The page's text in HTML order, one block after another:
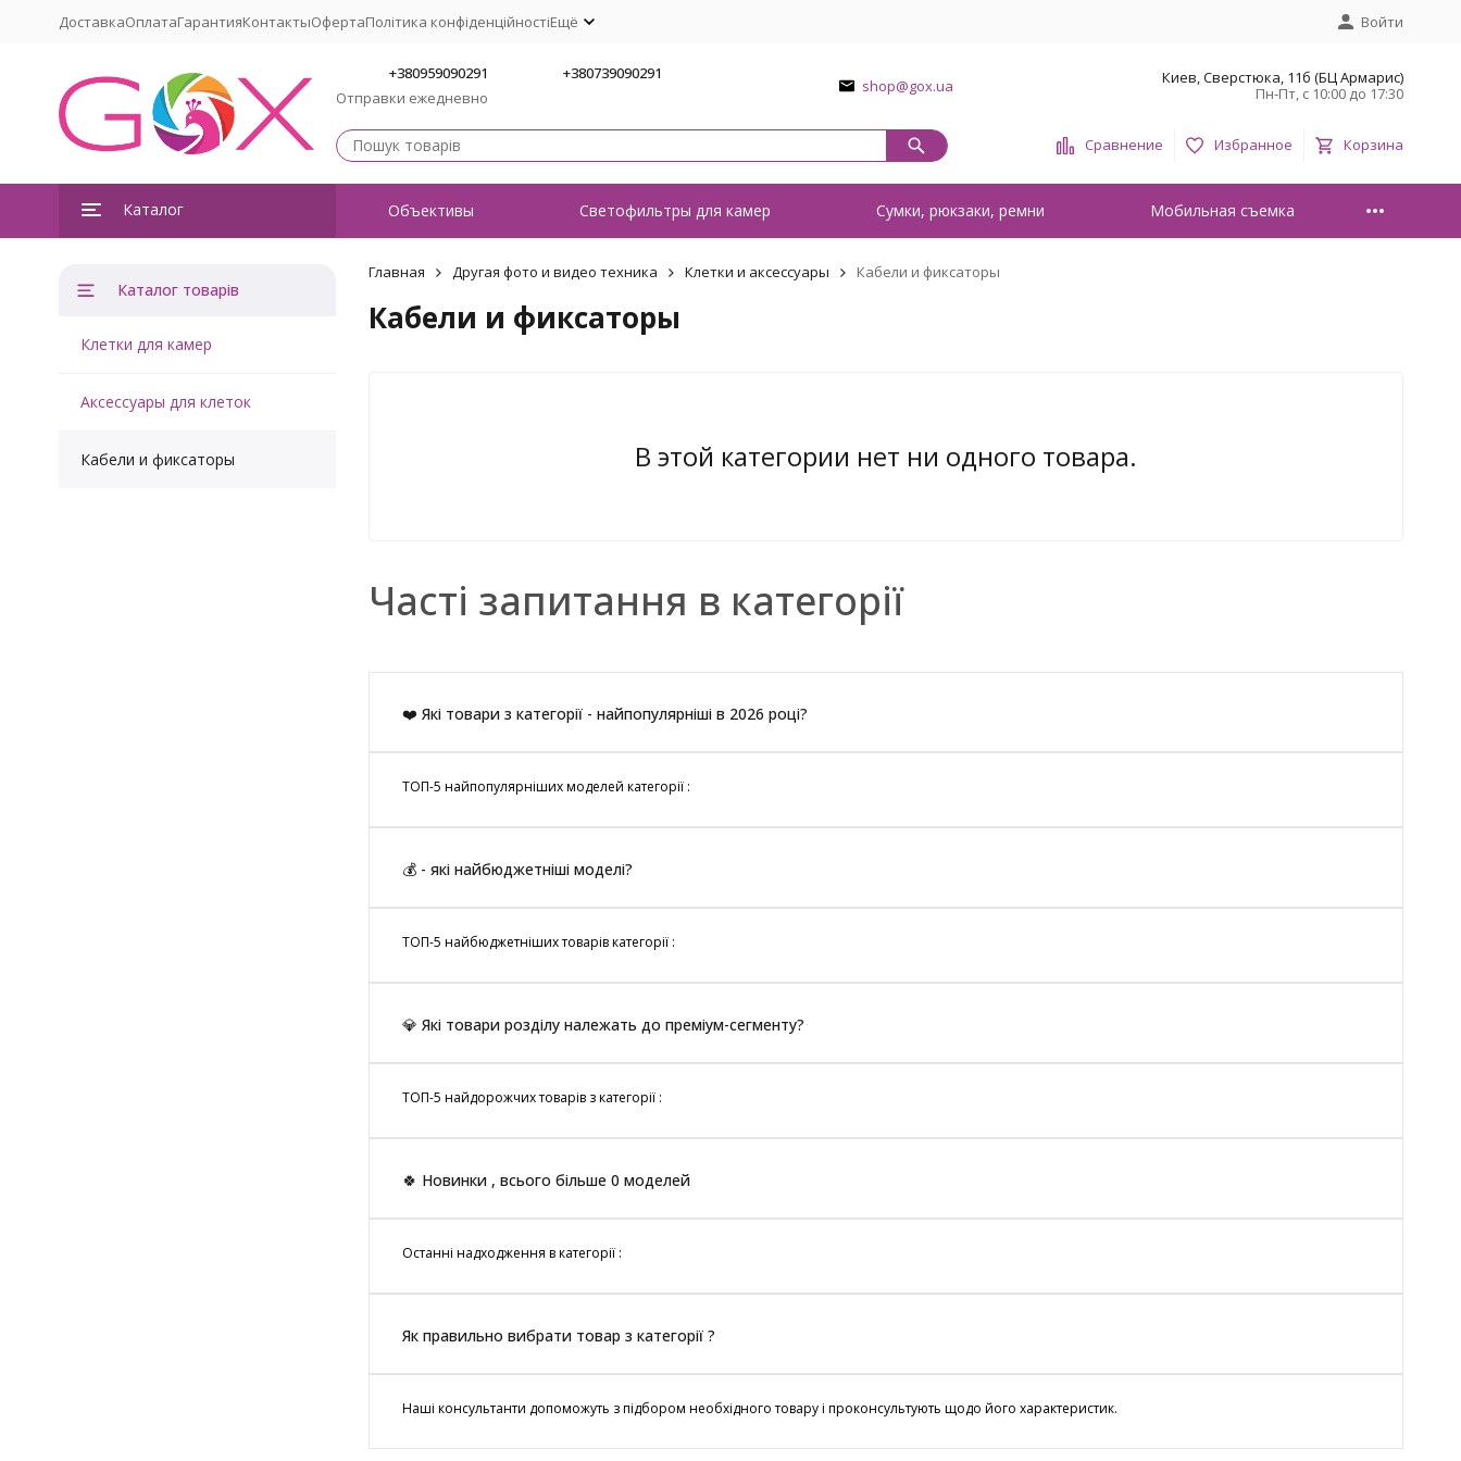
ДоставкаОплатаГарантияКонтактыОфертаПолітика конфіденційностіЕщё Войти
+380959090291
Отправки ежедневно
+380739090291
shop@gox.ua
Киев, Сверстюка, 11б (БЦ Армарис)
Пн-Пт, с 10:00 до 17:30
Сравнение Избранное Корзина
Каталог Объективы Светофильтры для камер Сумки, рюкзаки, ремни Мобильная съемка
Главная Другая фото и видео техника Клетки и аксессуары Кабели и фиксаторы
Кабели и фиксаторы
В этой категории нет ни одного товара.
Часті запитання в категорії
❤️ Які товари з категорії - найпопулярніші в 2026 році?
ТОП-5 найпопулярніших моделей категорії :
💰 - які найбюджетніші моделі?
ТОП-5 найбюджетніших товарів категорії :
💎 Які товари розділу належать до преміум-сегменту?
ТОП-5 найдорожчих товарів з категорії :
🍀 Новинки , всього більше 0 моделей
Останні надходження в категорії :
Як правильно вибрати товар з категорії ?
Наші консультанти допоможуть з підбором необхідного товару і проконсультують щодо його характеристик.
Каталог товарів
Клетки для камер
Аксессуары для клеток
Кабели и фиксаторы